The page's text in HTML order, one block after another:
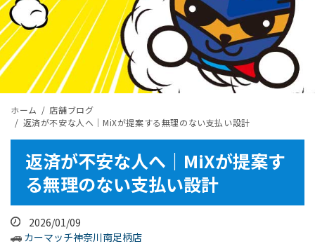
ホーム
店舗ブログ
返済が不安な人へ｜MiXが提案する無理のない支払い設計
返済が不安な人へ｜MiXが提案す
る無理のない支払い設計
2026/01/09
カーマッチ神奈川南足柄店